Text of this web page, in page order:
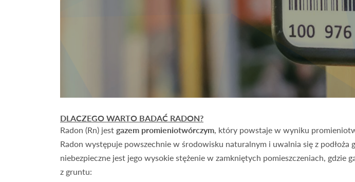
DLACZEGO WARTO BADAĆ RADON?
Radon (Rn) jestgazem promieniotwórczym, który powstaje w wyniku
Radon występuje powszechnie w środowisku naturalnym i uwalnia się z
niebezpieczne jest jego wysokie stężenie w zamkniętych pomieszczeniach, gdzie
z gruntu: